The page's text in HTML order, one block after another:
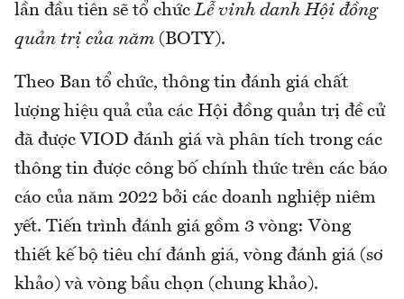
lần đầu tiên sẽ tổ chứcLễ vinh danh Hội đồng
quản trị của năm (BOTY).
Theo Ban tổ chức, thông tin đánh giá chất
lượng hiệu quả của các Hội đồng quản trị đề cử
đã được VIOD đánh giá và phân tích trong các
thông tin được công bố chính thức trên các báo
cáo của năm 2022 bởi các doanh nghiệp niêm
yết. Tiến trình đánh giá gồm 3 vòng: Vòng
thiết kế bộ tiêu chí đánh giá, vòng đánh giá (sơ
khảo) và vòng bầu chọn (chung khảo).